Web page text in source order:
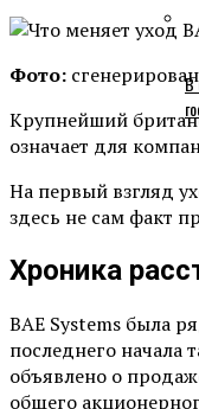
В
Фото:
Крупнейший
означает для
На первый взгляд
здесь не сам факт
Хроника
BAE Systems была
последнего начала
объявлено о
общего